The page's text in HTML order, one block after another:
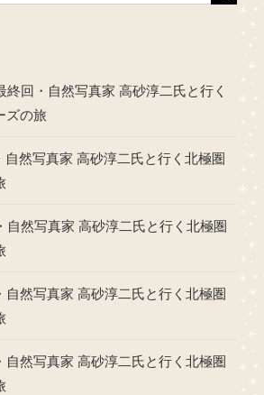
終回・自然写真家 高砂淳二氏と行く
ズの旅
自然写真家 高砂淳二氏と行く北極圏
自然写真家 高砂淳二氏と行く北極圏
自然写真家 高砂淳二氏と行く北極圏
自然写真家 高砂淳二氏と行く北極圏